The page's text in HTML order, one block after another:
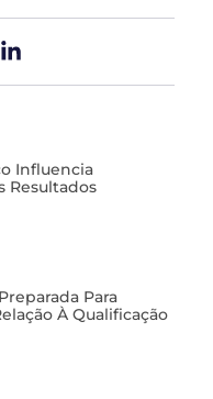
Influencia
Resultados
Para
À Qualificação